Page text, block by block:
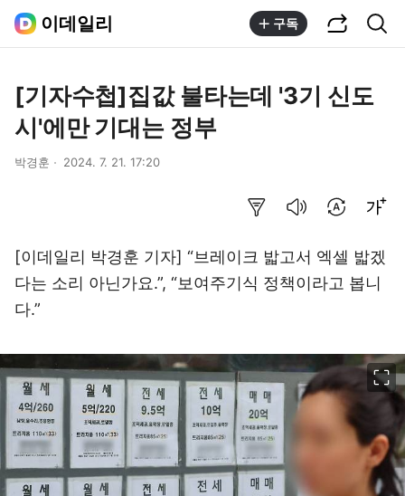
이데일리 구독
[기자수첩]집값 불타는데 '3기 신도
시'에만 기대는 정부
박경훈 2024. 7. 21. 17:20
[이데일리 박경훈 기자] “브레이크 밟고서 엑셀 밟겠
다는 소리 아닌가요.”, “보여주기식 정책이라고 봅니
다.”